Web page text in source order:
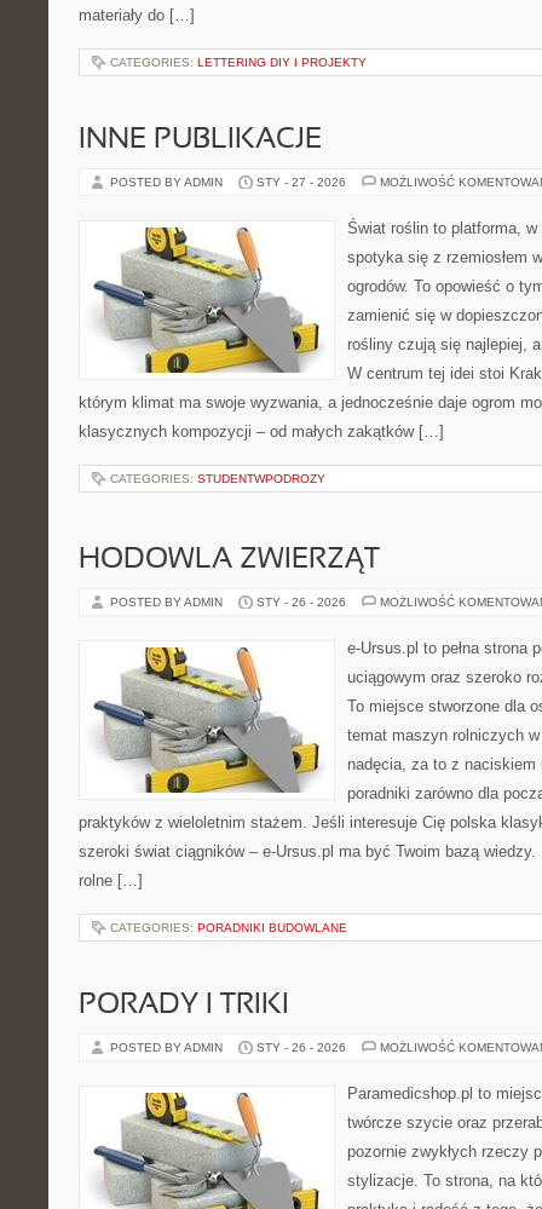
materiały do […]
CATEGORIES: LETTERING DIY I PROJEKTY
INNE PUBLIKACJE
POSTED BY ADMIN STY - 27 - 2026 MOŻLIWOŚĆ
Świat roślin to platforma, w
spotyka się z rzemiosłem
ogrodów. To opowieść o
zamienić się w
rośliny czują się najlepiej,
W centrum tej idei stoi
którym klimat ma swoje wyzwania, a jednocześnie daje ogrom
klasycznych kompozycji – od małych zakątków […]
CATEGORIES: STUDENTWPODROZY
HODOWLA ZWIERZĄT
POSTED BY ADMIN STY - 26 - 2026 MOŻLIWOŚĆ
e-Ursus.pl to pełna strona
uciągowym oraz szeroko
To miejsce stworzone dla
temat maszyn rolniczych
nadęcia, za to z
poradniki zarówno dla
praktyków z wieloletnim stażem. Jeśli interesuje Cię polska
szeroki świat ciągników – e-Ursus.pl ma być Twoim bazą
rolne […]
CATEGORIES: PORADNIKI BUDOWLANE
PORADY I TRIKI
POSTED BY ADMIN STY - 26 - 2026 MOŻLIWOŚĆ
Paramedicshop.pl to
twórcze szycie oraz
pozornie zwykłych rzeczy
stylizacje. To strona, na